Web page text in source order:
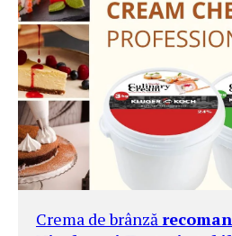
Crema de brânză